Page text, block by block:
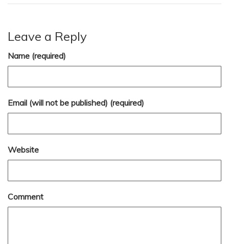
Leave a Reply
Name (required)
Email (will not be published) (required)
Website
Comment